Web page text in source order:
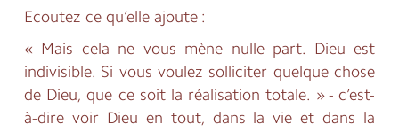
Ecoutez ce qu’elle ajoute :
« Mais cela ne vous mène nulle part. Dieu est
indivisible. Si vous voulez solliciter quelque chose
de Dieu, que ce soit la réalisation totale. » - c’est-
à-dire voir Dieu en tout, dans la vie et dans la